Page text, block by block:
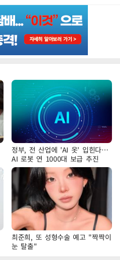
정부, 전 산업에 'AI 옷' 입힌다…
AI 로봇 연 1000대 보급 추진
최준희, 또 성형수술 예고 "짝짝이
눈 탈출"